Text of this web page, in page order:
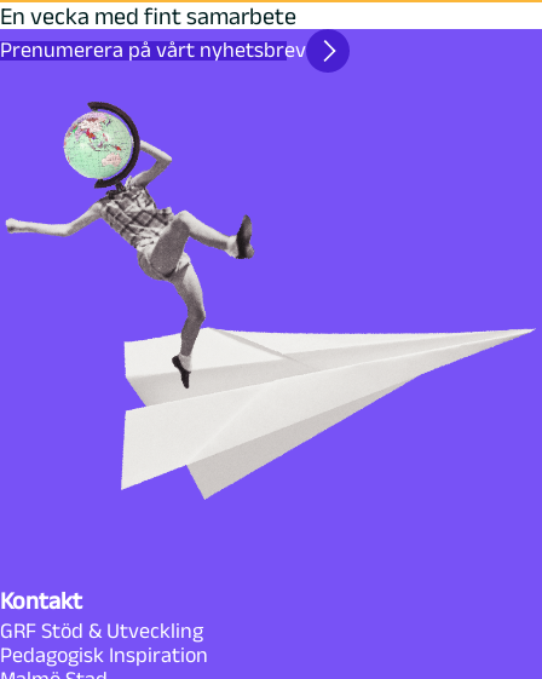
En vecka med fint samarbete
Prenumerera på vårt nyhetsbrev
Kontakt
GRF Stöd & Utveckling
Pedagogisk Inspiration